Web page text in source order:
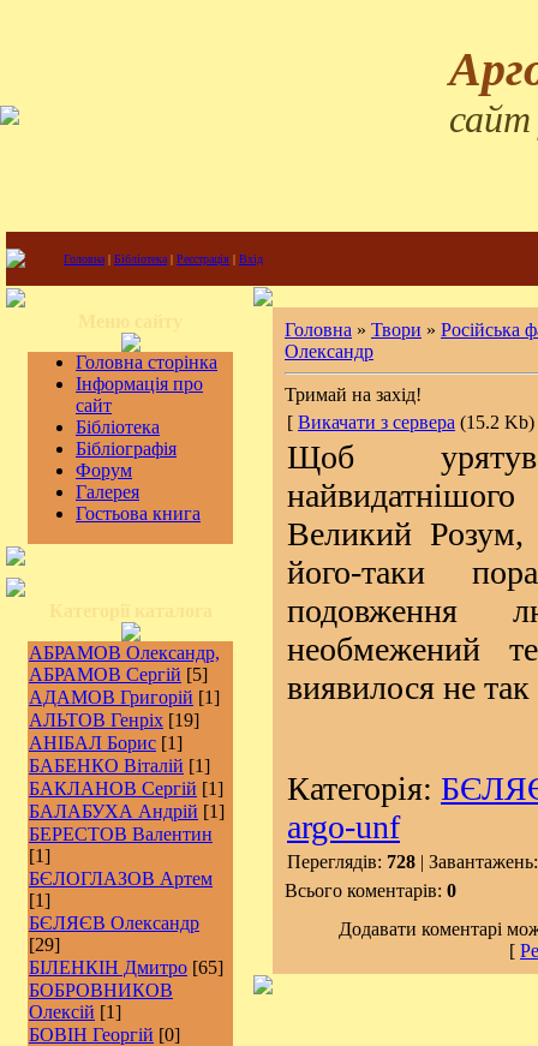
сайт
Головна | Бібліотека | Реєстрація | Вхід
Головна сторінка
Інформація про
сайт
Бібліотека
Бібліографія
Форум
Галерея
Гостьова книга
АБРАМОВ Олександр,
АБРАМОВ Сергій [5]
АДАМОВ Григорій [1]
АЛЬТОВ Генріх [19]
АНІБАЛ Борис [1]
БАБЕНКО Віталій [1]
БАКЛАНОВ Сергій [1]
БАЛАБУХА Андрій [1]
БЕРЕСТОВ Валентин
[1]
БЄЛОГЛАЗОВ Артем
[1]
БЄЛЯЄВ Олександр
[29]
БІЛЕНКІН Дмитро [65]
БОБРОВНИКОВ
Олексій [1]
БОВІН Георгій [0]
Головна » Твори » Російська
Олександр
Тримай на захід!
[ Викачати з сервера (15.2
Щоб
Великий Розум,
його-таки
подовження
необмежений
виявилося не
Категорія:
argo-unf
Переглядів: 728 |
Всього коментарів: 0
Додавати коментарі
[